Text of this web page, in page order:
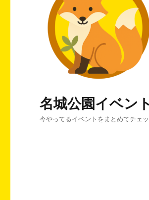
名城公園イベン
今やってるイベントをまとめてチェッ